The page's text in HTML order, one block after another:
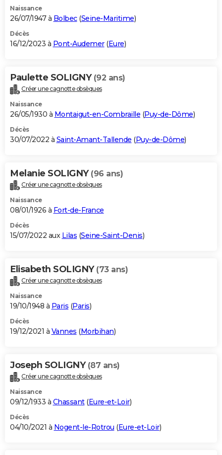
Naissance
26/07/1947 à Bolbec(Seine-Maritime)
Décès
16/12/2023 à Pont-Audemer(Eure)
Paulette SOLIGNY (92 ans)
Créer une cagnotte obsèques
Naissance
26/05/1930 à Montaigut-en-Combraille (Puy-de-Dôme)
Décès
30/07/2022 à Saint-Amant-Tallende (Puy-de-Dôme)
Melanie SOLIGNY (96 ans)
Créer une cagnotte obsèques
Naissance
08/01/1926 à Fort-de-France
Décès
15/07/2022 aux Lilas (Seine-Saint-Denis)
Elisabeth SOLIGNY (73 ans)
Créer une cagnotte obsèques
Naissance
19/10/1948 à Paris (Paris)
Décès
19/12/2021 à Vannes (Morbihan)
Joseph SOLIGNY (87 ans)
Créer une cagnotte obsèques
Naissance
09/12/1933 à Chassant(Eure-et-Loir)
Décès
04/10/2021 à Nogent-le-Rotrou (Eure-et-Loir)